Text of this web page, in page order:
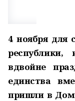
4 ноября
вдвойне
единства
пришли в Дом